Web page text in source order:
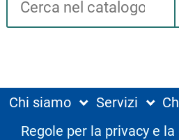
Chi siamo Servizi
Regole per la privacy e